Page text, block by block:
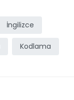
İngilizce
Kodlama